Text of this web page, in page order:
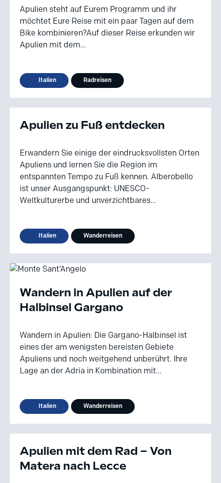
Apulien steht auf Eurem Programm und ihr
möchtet Eure Reise mit ein paar Tagen auf dem
Bike kombinieren?Auf dieser Reise erkunden wir
Apulien mit dem…
Italien Radreisen
Apulien zu Fuß entdecken
Erwandern Sie einige der eindrucksvollsten Orten
Apuliens und lernen Sie die Region im
entspannten Tempo zu Fuß kennen. Alberobello
ist unser Ausgangspunkt: UNESCO-
Weltkulturerbe und unverzichtbares…
Italien Wanderreisen
Wandern in Apulien auf der
Halbinsel Gargano
Wandern in Apulien: Die Gargano-Halbinsel ist
eines der am wenigsten bereisten Gebiete
Apuliens und noch weitgehend unberührt. Ihre
Lage an der Adria in Kombination mit…
Italien Wanderreisen
Apulien mit dem Rad – Von
Matera nach Lecce